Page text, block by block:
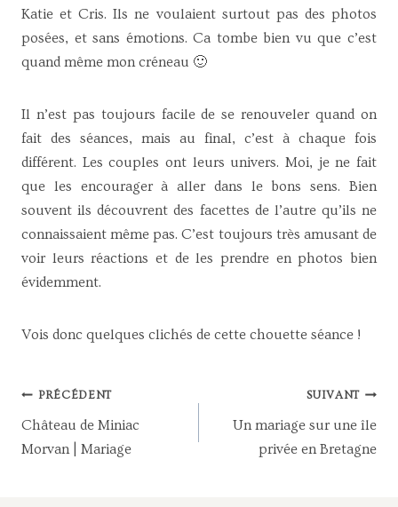
Katie et Cris. Ils ne voulaient surtout pas des photos
posées, et sans émotions. Ca tombe bien vu que c’est
quand même mon créneau 🙂
Il n’est pas toujours facile de se renouveler quand on
fait des séances, mais au final, c’est à chaque fois
différent. Les couples ont leurs univers. Moi, je ne fait
que les encourager à aller dans le bons sens. Bien
souvent ils découvrent des facettes de l’autre qu’ils ne
connaissaient même pas. C’est toujours très amusant de
voir leurs réactions et de les prendre en photos bien
évidemment.
Vois donc quelques clichés de cette chouette séance !
NAVIGATION
DE
L’ARTICLE
PRÉCÉDENT
Château de Miniac
Morvan | Mariage
SUIVANT
Un mariage sur une île
privée en Bretagne